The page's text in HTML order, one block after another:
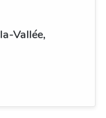
Vallée,